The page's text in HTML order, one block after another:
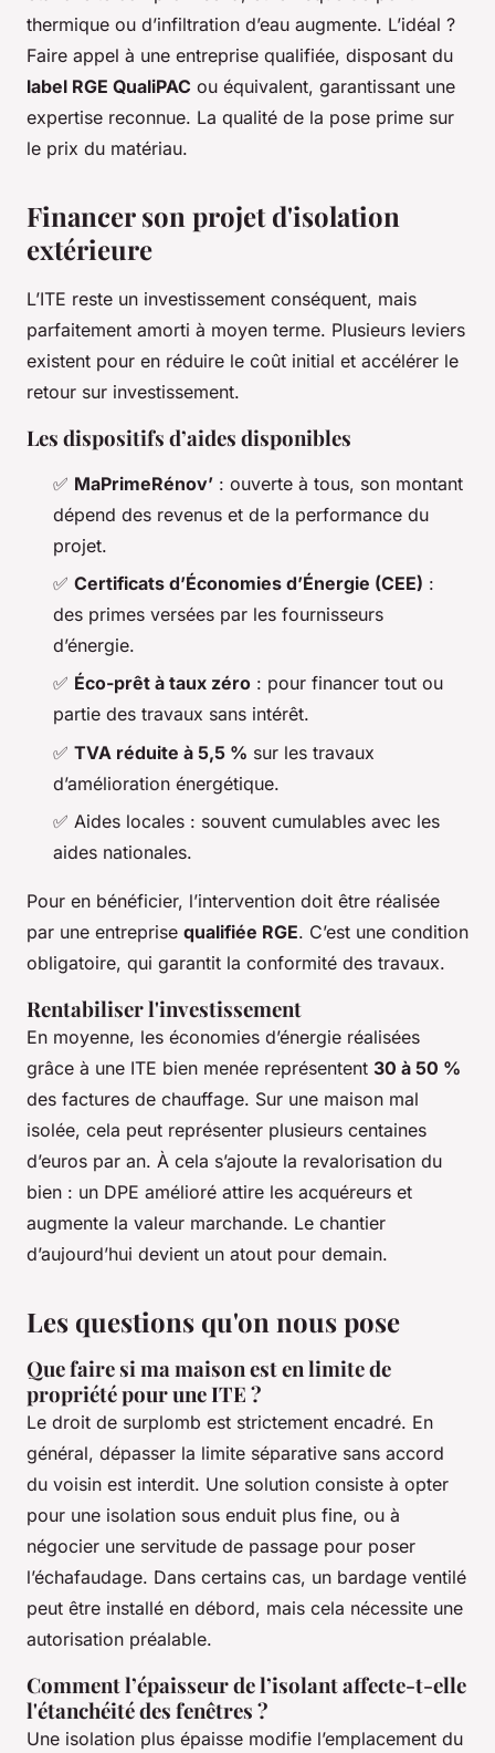
thermique ou d’infiltration d’eau augmente. L’idéal ?
Faire appel à une entreprise qualifiée, disposant du
label RGE QualiPAC ou équivalent, garantissant une
expertise reconnue. La qualité de la pose prime sur
le prix du matériau.
Financer son projet d'isolation
extérieure
L’ITE reste un investissement conséquent, mais
parfaitement amorti à moyen terme. Plusieurs leviers
existent pour en réduire le coût initial et accélérer le
retour sur investissement.
Les dispositifs d’aides disponibles
✅ MaPrimeRénov’ : ouverte à tous, son montant
dépend des revenus et de la performance du
projet.
✅ Certificats d’Économies d’Énergie (CEE) :
des primes versées par les fournisseurs
d’énergie.
✅ Éco-prêt à taux zéro : pour financer tout ou
partie des travaux sans intérêt.
✅ TVA réduite à 5,5 % sur les travaux
d’amélioration énergétique.
✅ Aides locales : souvent cumulables avec les
aides nationales.
Pour en bénéficier, l’intervention doit être réalisée
par une entreprise qualifiée RGE. C’est une condition
obligatoire, qui garantit la conformité des travaux.
Rentabiliser l'investissement
En moyenne, les économies d’énergie réalisées
grâce à une ITE bien menée représentent 30 à 50 %
des factures de chauffage. Sur une maison mal
isolée, cela peut représenter plusieurs centaines
d’euros par an. À cela s’ajoute la revalorisation du
bien : un DPE amélioré attire les acquéreurs et
augmente la valeur marchande. Le chantier
d’aujourd’hui devient un atout pour demain.
Les questions qu'on nous pose
Que faire si ma maison est en limite de
propriété pour une ITE ?
Le droit de surplomb est strictement encadré. En
général, dépasser la limite séparative sans accord
du voisin est interdit. Une solution consiste à opter
pour une isolation sous enduit plus fine, ou à
négocier une servitude de passage pour poser
l’échafaudage. Dans certains cas, un bardage ventilé
peut être installé en débord, mais cela nécessite une
autorisation préalable.
Comment l’épaisseur de l’isolant affecte-t-elle
l'étanchéité des fenêtres ?
Une isolation plus épaisse modifie l’emplacement du